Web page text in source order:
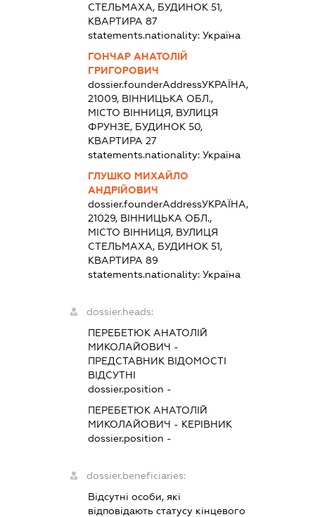
СТЕЛЬМАХА, БУДИНОК 51,
КВАРТИРА 87
statements.nationality:Україна
ГОНЧАР АНАТОЛІЙ
ГРИГОРОВИЧ
dossier.founderAddressУКРАЇНА,
21009, ВІННИЦЬКА ОБЛ.,
МІСТО ВІННИЦЯ, ВУЛИЦЯ
ФРУНЗЕ, БУДИНОК 50,
КВАРТИРА 27
statements.nationality:Україна
ГЛУШКО МИХАЙЛО
АНДРІЙОВИЧ
dossier.founderAddressУКРАЇНА,
21029, ВІННИЦЬКА ОБЛ.,
МІСТО ВІННИЦЯ, ВУЛИЦЯ
СТЕЛЬМАХА, БУДИНОК 51,
КВАРТИРА 89
statements.nationality:Україна
dossier.heads:
ПЕРЕБЕТЮК АНАТОЛІЙ
МИКОЛАЙОВИЧ -
ПРЕДСТАВНИК ВІДОМОСТІ
ВІДСУТНІ
dossier.position -
ПЕРЕБЕТЮК АНАТОЛІЙ
МИКОЛАЙОВИЧ - КЕРІВНИК
dossier.position -
dossier.beneficiaries:
Відсутні особи, які
відповідають статусу кінцевого